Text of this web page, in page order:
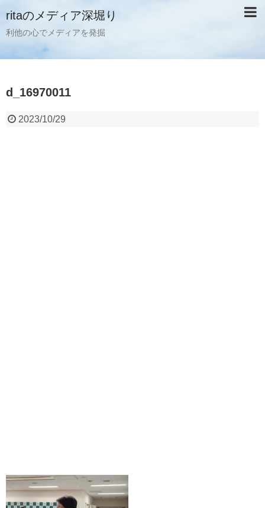
ritaのメディア深堀り
利他の心でメディアを発掘
d_16970011
2023/10/29